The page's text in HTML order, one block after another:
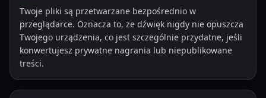
Twoje pliki są przetwarzane bezpośrednio w
przeglądarce. Oznacza to, że dźwięk nigdy nie opuszcza
Twojego urządzenia, co jest szczególnie przydatne, jeśli
konwertujesz prywatne nagrania lub niepublikowane
treści.